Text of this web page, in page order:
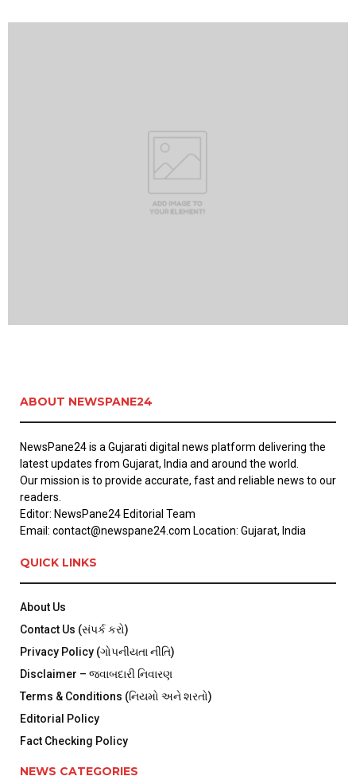
ABOUT NEWSPANE24
NewsPane24 is a Gujarati digital news platform delivering the
latest updates from Gujarat, India and around the world.
Our mission is to provide accurate, fast and reliable news to our
readers.
Editor: NewsPane24 Editorial Team
Email: contact@newspane24.com Location: Gujarat, India
QUICK LINKS
About Us
Contact Us (સંપર્ક કરો)
Privacy Policy (ગોપનીયતા નીતિ)
Disclaimer – જવાબદારી નિવારણ
Terms & Conditions (નિયમો અને શરતો)
Editorial Policy
Fact Checking Policy
NEWS CATEGORIES